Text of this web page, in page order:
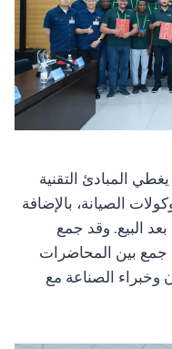
المبادئ التقنية
الصيانة، بالإضافة
البيع. وقد جمع
جمع بين المحاضرات
وخبراء الصناعة مع